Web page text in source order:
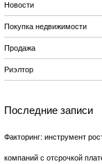
Новости
Покупка недвижимости
Продажа
Риэлтор
Последние записи
Факторинг: инструмент
компаний с отсрочкой